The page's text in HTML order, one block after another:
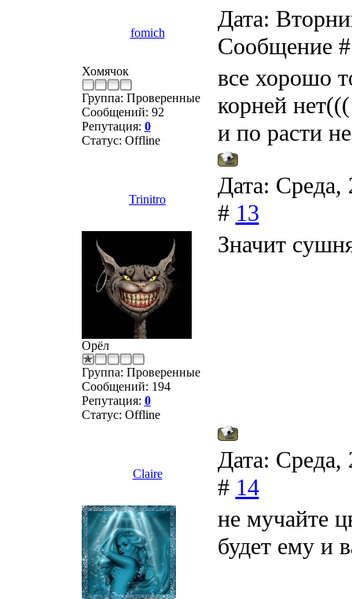
fomich
Дата:
Сообщение
Хомячок
Группа: Проверенные
Сообщений: 92
Репутация: 0
Статус: Offline
все хорошо
корней нет(((
и по расти
Trinitro
Дата:
# 13
Орёл
Группа: Проверенные
Сообщений: 194
Репутация: 0
Статус: Offline
Значит
Claire
Дата:
# 14
не мучайте
будет ему и